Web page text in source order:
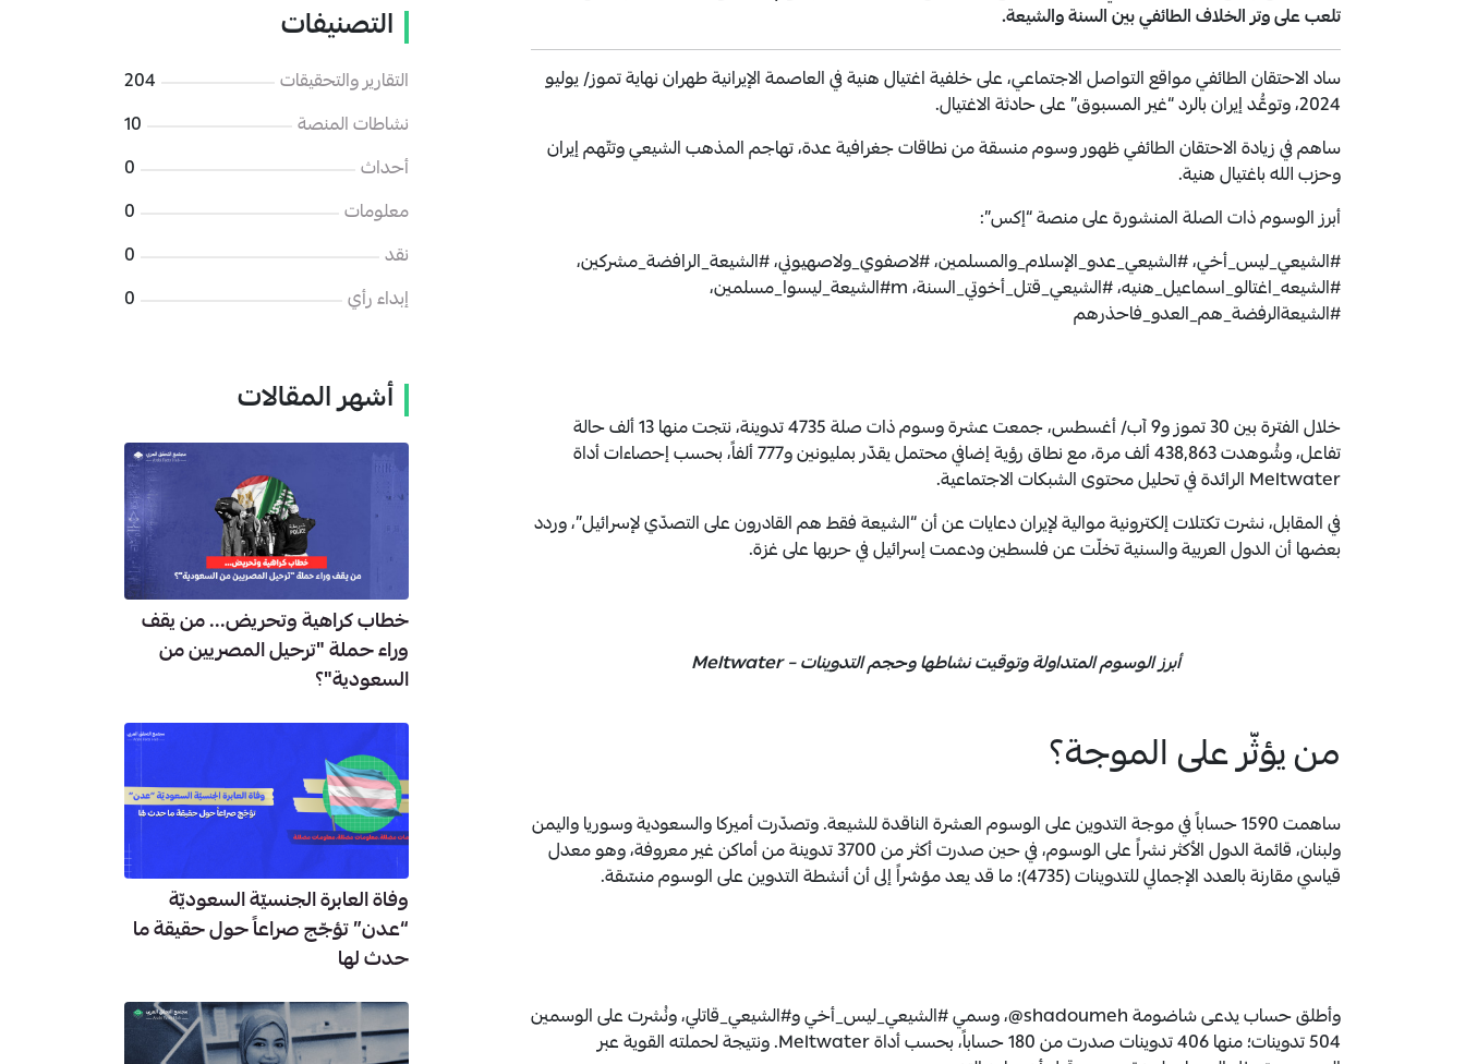
تلعب على وتر الخلاف الطائفي بين السنة والشيعة.
ساد الاحتقان الطائفي مواقع التواصل الاجتماعي، على خلفية اغتيال هنية في العاصمة الإيرانية طهران نهاية تموز/ يوليو
2024، وتوعُّد إيران بالرد “غير المسبوق” على حادثة الاغتيال.
ساهم في زيادة الاحتقان الطائفي ظهور وسوم منسقة من نطاقات جغرافية عدة، تهاجم المذهب الشيعي وتتّهم إيران
وحزب الله باغتيال هنية.
أبرز الوسوم ذات الصلة المنشورة على منصة “إكس”:
#الشيعي_ليس_أخي، #الشيعي_عدو_الإسلام_والمسلمين، #لاصفوي_ولاصهيوني، #الشيعة_الرافضة_مشركين،
#الشيعه_اغتالو_اسماعيل_هنيه، #الشيعي_قتل_أخوتي_السنة، m#الشيعة_ليسوا_مسلمين،
#الشيعةالرفضة_هم_العدو_فاحذرهم
خلال الفترة بين 30 تموز و9 آب/ أغسطس، جمعت عشرة وسوم ذات صلة 4735 تدوينة، نتجت منها 13 ألف حالة
تفاعل، وشُوهدت 438,863 ألف مرة، مع نطاق رؤية إضافي محتمل يقدّر بمليونين و777 ألفاً، بحسب إحصاءات أداة
Meltwater الرائدة في تحليل محتوى الشبكات الاجتماعية.
في المقابل، نشرت تكتلات إلكترونية موالية لإيران دعايات عن أن “الشيعة فقط هم القادرون على التصدّي لإسرائيل”، وردد
بعضها أن الدول العربية والسنية تخلّت عن فلسطين ودعمت إسرائيل في حربها على غزة.
أبرز الوسوم المتداولة وتوقيت نشاطها وحجم التدوينات – Meltwater
من يؤثّر على الموجة؟
ساهمت 1590 حساباً في موجة التدوين على الوسوم العشرة الناقدة للشيعة. وتصدّرت أميركا والسعودية وسوريا واليمن
ولبنان، قائمة الدول الأكثر نشراً على الوسوم، في حين صدرت أكثر من 3700 تدوينة من أماكن غير معروفة، وهو معدل
قياسي مقارنة بالعدد الإجمالي للتدوينات (4735)؛ ما قد يعد مؤشراً إلى أن أنشطة التدوين على الوسوم منسّقة.
وأطلق حساب يدعى شاضومة shadoumeh@، وسمي #الشيعي_ليس_أخي و#الشيعي_قاتلي، ونُشرت على الوسمين
504 تدوينات؛ منها 406 تدوينات صدرت من 180 حساباً، بحسب أداة Meltwater. ونتيجة لحملته القوية عبر
التصنيفات
التقارير والتحقيقات
204
نشاطات المنصة
10
أحداث
0
معلومات
0
نقد
0
إبداء رأي
0
أشهر المقالات
خطاب كراهية وتحريض... من يقف
وراء حملة "ترحيل المصريين من
السعودية"؟
وفاة العابرة الجنسيّة السعوديّة
“عدن” تؤجّج صراعاً حول حقيقة ما
حدث لها